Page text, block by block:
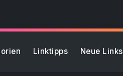
Linktipps Neue Links